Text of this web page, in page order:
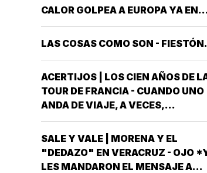
DE LA UNIVERSIDAD POPULAR
CALOR GOLPEA A EUROPA YA EN
PLENA CANÍCULA Y TODO PINTA
QUE ESTE 2026 SE UBICARÁ COMO
CALUROSA EN PRIMAVERA
TODOS LOS…
LAS COSAS COMO SON -
ACERTIJOS | LOS CIEN AÑOS DE
TOUR DE FRANCIA - CUANDO UNO
ANDA DE VIAJE, A VECES,
CIRCUNSTANCIALMENTE,
COSAS QUE NO LLEVABAS
*ME HAN OCURRIDO ALGUNAS
OCASIONES *AHORA REMEMORO
SALE Y VALE | MORENA Y EL
"DEDAZO" EN VERACRUZ - OJO
LES MANDARON EL MENSAJE A